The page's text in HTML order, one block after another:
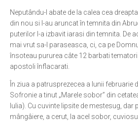
Adicții și vindecări
Gadgeturi cu două tăișuri
Bucătărie biblică
Interviuri
Puncte de Vedere
Neputându-l abate de la calea cea
din nou si l-au aruncat în temnita din
puterilor l-a izbavit iarasi din temnita. De
mai vrut sa-l paraseasca, ci, ca pe
însoteau pururea câte 12 barbati
apostoli înflacarati.
În ziua a patrusprezecea a lunii februarie
Sofronie a tinut „Marele sobor” din
Iulia). Cu cuvinte lipsite de mestesug, dar
mângâiere, a cerut, la acel sobor,